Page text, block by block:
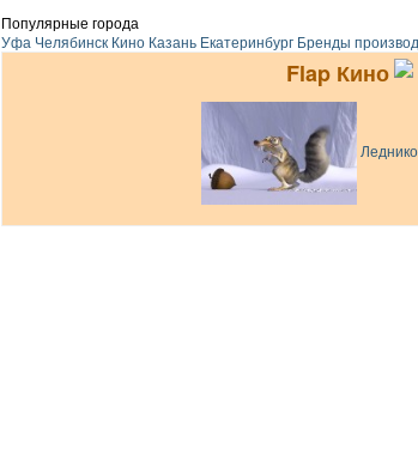
Популярные города
Уфа Челябинск Кино Казань Екатеринбург Бренды
Flap Кино